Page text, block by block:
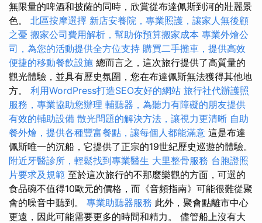
無限量的啤酒和披薩的同時，欣賞從布達佩斯到河的壯麗景
色。 北區按摩選擇 新店安養院，專業照護，讓家人無後顧
之憂 搬家公司費用解析，幫助你預算搬家成本 專業外燴公
司，為您的活動提供全方位支持 購買二手攤車，提供高效
便捷的移動餐飲設施 總而言之，這次旅行提供了高質量的
觀光體驗，並具有歷史氛圍，您在布達佩斯無法獲得其他地
方。 利用WordPress打造SEO友好的網站 旅行社代辦護照
服務，專業協助您辦理 輔聽器，為聽力有障礙的朋友提供
有效的輔助設備 散光問題的解決方法，讓視力更清晰 自助
餐外燴，提供各種豐富餐點，讓每個人都能滿意 這是布達
佩斯唯一的沉船，它提供了正宗的19世紀歷史巡遊的體驗。
附近牙醫診所，輕鬆找到專業醫生 大里整骨服務 台胞證照
片要求及規範 至於這次旅行的不那麼樂觀的方面，可選的
食品碗不值得10歐元的價格，而《音頻指南》可能很難從聚
會的噪音中聽到。 專業助聽器服務 此外，聚會點離市中心
更遠，因此可能需要更多的時間和精力。 儘管船上沒有大